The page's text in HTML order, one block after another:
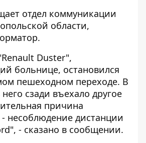
отдел коммуникации
области,
.
Duster",
больнице, остановился
пешеходном переходе. В
сзади въехало другое
причина
несоблюдение дистанции
- сказано в сообщении.